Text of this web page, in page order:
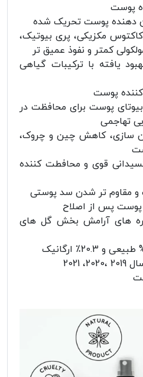
پوست
پوست تحریک شده
مکزیکی، پری بیوتیک،
کمتر و نفوذ عمیق تر
یافته با ترکیبات گیاهی
پوست
پوست برای محافظت در
تهاجمی
سازی، کاهش چین و چروک،
قوی و محافطت کننده
مقاوم تر شدن سد پوستی
پس از اصلاح
های آرامش بخش گل های